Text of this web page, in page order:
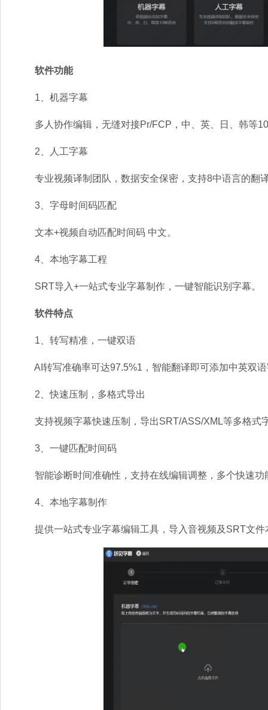
软件功能
1、机器字幕
多人协作编辑，无缝对接Pr/FCP，中、英、日、韩等
2、人工字幕
专业视频译制团队，数据安全保密，支持8中语言的翻
3、字母时间码匹配
文本+视频自动匹配时间码 中文。
4、本地字幕工程
SRT导入+一站式专业字幕制作，一键智能识别字幕。
软件特点
1、转写精准，一键双语
AI转写准确率可达97.5%1，智能翻译即可添加中英双语
2、快速压制，多格式导出
支持视频字幕快速压制，导出SRT/ASS/XML等多格式
3、一键匹配时间码
智能诊断时间准确性，支持在线编辑调整，多个快速功
4、本地字幕制作
提供一站式专业字幕编辑工具，导入音视频及SRT文件